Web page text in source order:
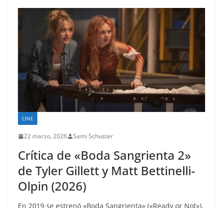
CINE
22 marzo, 2026 Sami Schuster
Crítica de «Boda Sangrienta 2»
de Tyler Gillett y Matt Bettinelli-
Olpin (2026)
En 2019 se estrenó «Boda Sangrienta» («Ready or Not»),